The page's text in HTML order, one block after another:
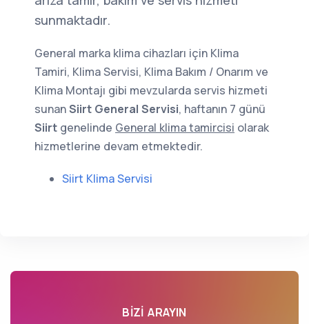
sunmaktadır.
General marka klima cihazları için Klima
Tamiri, Klima Servisi, Klima Bakım / Onarım ve
Klima Montajı gibi mevzularda servis hizmeti
sunanSiirt General Servisi, haftanın 7 günü
Siirt genelinde General klima tamircisi olarak
hizmetlerine devam etmektedir.
Siirt Klima Servisi
BIZI ARAYIN